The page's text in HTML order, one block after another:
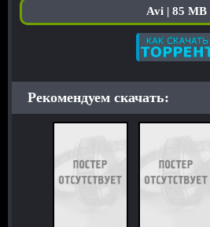
Avi | 85 MB
Рекомендуем скачать: